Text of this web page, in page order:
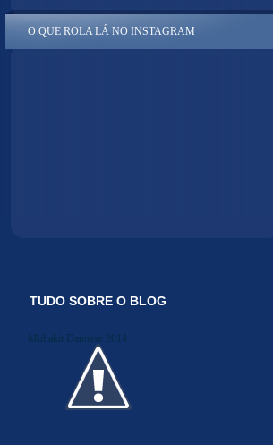
O QUE ROLA LÁ NO INSTAGRAM
TUDO SOBRE O BLOG
Midiakit Danosse 2014